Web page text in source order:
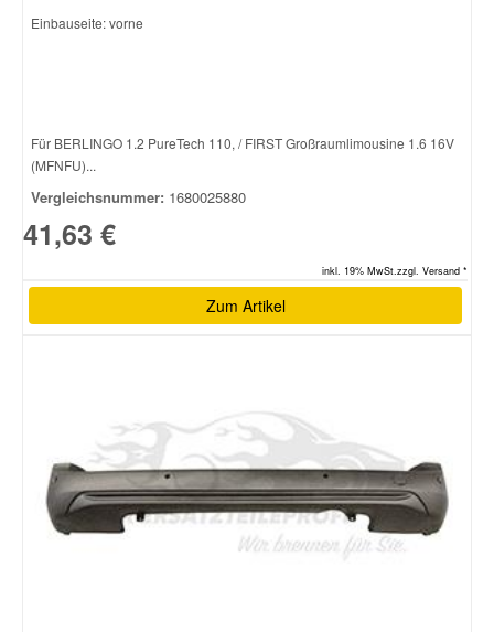
Einbauseite: vorne
Für BERLINGO 1.2 PureTech 110, / FIRST Großraumlimousine 1.6 16V
(MFNFU)...
Vergleichsnummer: 1680025880
41,63 €
inkl. 19% MwSt.zzgl. Versand *
Zum Artikel